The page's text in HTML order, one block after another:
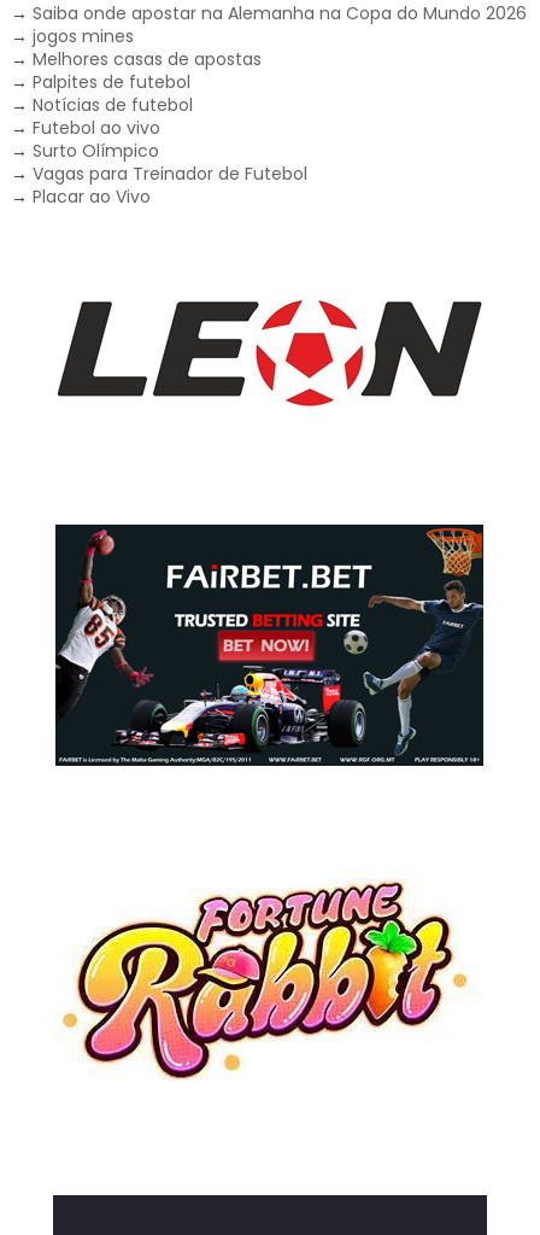
→ Saiba onde apostar na Alemanha na Copa do Mundo 2026
→ jogos mines
→ Melhores casas de apostas
→ Palpites de futebol
→ Notícias de futebol
→ Futebol ao vivo
→ Surto Olímpico
→ Vagas para Treinador de Futebol
→ Placar ao Vivo